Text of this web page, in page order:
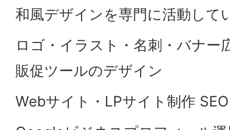
和風デザインを専門に活動して
ロゴ・イラスト・名刺・バナー
販促ツールのデザイン
Webサイト・LPサイト制作